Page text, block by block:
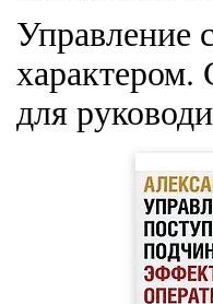
Управление
характером.
для